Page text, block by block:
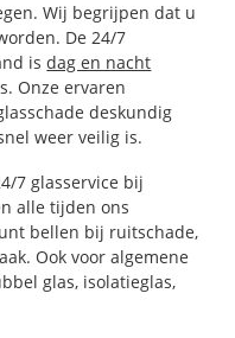
Wij begrijpen dat u
De 24/7
isdag en nacht
Onze ervaren
deskundig
weer veilig is.
7 glasservice bij
alle tijden ons
bellen bij ruitschade,
Ook voor algemene
glas, isolatieglas,